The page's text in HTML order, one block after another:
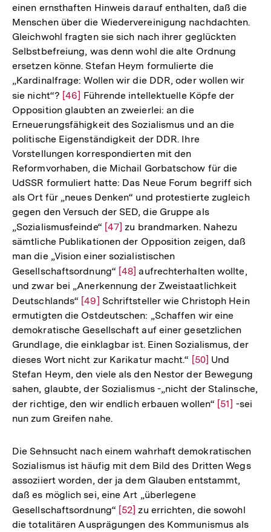
einen ernsthaften Hinweis darauf enthalten, daß die
Menschen über die Wiedervereinigung nachdachten.
Gleichwohl fragten sie sich nach ihrer geglückten
Selbstbefreiung, was denn wohl die alte Ordnung
ersetzen könne. Stefan Heym formulierte die
„Kardinalfrage: Wollen wir die DDR, oder wollen wir
sie nicht“? Zur
Auflösung
der
Fußnote
[46] Führende intellektuelle Köpfe der
Opposition glaubten an zweierlei: an die
Erneuerungsfähigkeit des Sozialismus und an die
politische Eigenständigkeit der DDR. Ihre
Vorstellungen korrespondierten mit den
Reformvorhaben, die Michail Gorbatschow für die
UdSSR formuliert hatte: Das Neue Forum begriff sich
als Ort für „neues Denken“ und protestierte zugleich
gegen den Versuch der SED, die Gruppe als
„Sozialismusfeinde“ Zur
Auflösung
der
Fußnote
[47] zu brandmarken. Nahezu
sämtliche Publikationen der Opposition zeigen, daß
man die „Vision einer sozialistischen
Gesellschaftsordnung“ Zur
Auflösung
der
Fußnote
[48] aufrechterhalten wollte,
und zwar bei „Anerkennung der Zweistaatlichkeit
Deutschlands“ Zur
Auflösung
der
Fußnote
[49] Schriftsteller wie Christoph Hein
ermutigten die Ostdeutschen: „Schaffen wir eine
demokratische Gesellschaft auf einer gesetzlichen
Grundlage, die einklagbar ist. Einen Sozialismus, der
dieses Wort nicht zur Karikatur macht.“ Zur
Auflösung
der
Fußnote
[50] Und
Stefan Heym, den viele als den Nestor der Bewegung
sahen, glaubte, der Sozialismus -„nicht der Stalinsche,
der richtige, den wir endlich erbauen wollen“ Zur
Fußnote
[51] -sei
nun zum Greifen nahe.
Die Sehnsucht nach einem wahrhaft demokratischen
Sozialismus ist häufig mit dem Bild des Dritten Wegs
assoziiert worden, der ja dem Glauben entstammt,
daß es möglich sei, eine Art „überlegene
Gesellschaftsordnung“ Zur
Auflösung
[52] zu errichten, die sowohl
die totalitären Ausprägungen des Kommunismus als